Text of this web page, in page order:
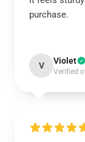
purchase.
V Violet
Verified